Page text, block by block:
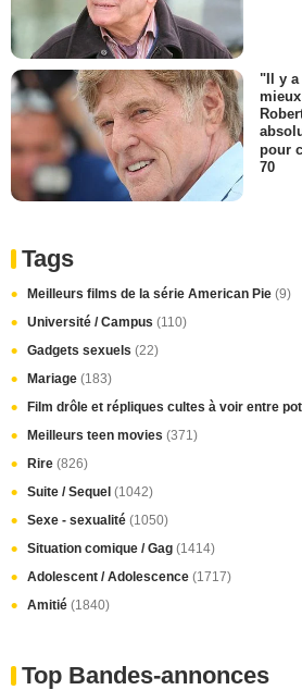
"Il y a
pour
70
Tags
Meilleurs films de la série American Pie (9)
Université / Campus (110)
Gadgets sexuels (22)
Mariage (183)
Film drôle et répliques cultes à voir entre
Meilleurs teen movies (371)
Rire (826)
Suite / Sequel (1042)
Sexe - sexualité (1050)
Situation comique / Gag (1414)
Adolescent / Adolescence (1717)
Amitié (1840)
Top Bandes-annonces